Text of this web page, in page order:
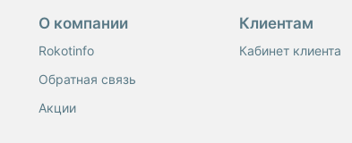
О компании
Rokotinfo
Обратная связь
Акции
Клиентам
Кабинет клиента